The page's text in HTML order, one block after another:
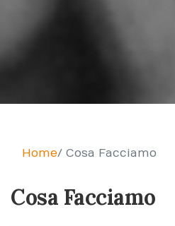
Home Cosa Facciamo
Cosa Facciamo